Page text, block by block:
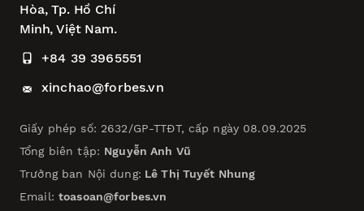
Hòa,Tp. Hồ Chí
Minh, Việt Nam.
+84 39 3965551
xinchao@forbes.vn
Giấy phép số: 2632/GP-TTĐT, cấp ngày 08.09.2025
Tổng biên tập: Nguyễn Anh Vũ
Trưởng ban Nội dung: Lê Thị Tuyết Nhung
Email: toasoan@forbes.vn